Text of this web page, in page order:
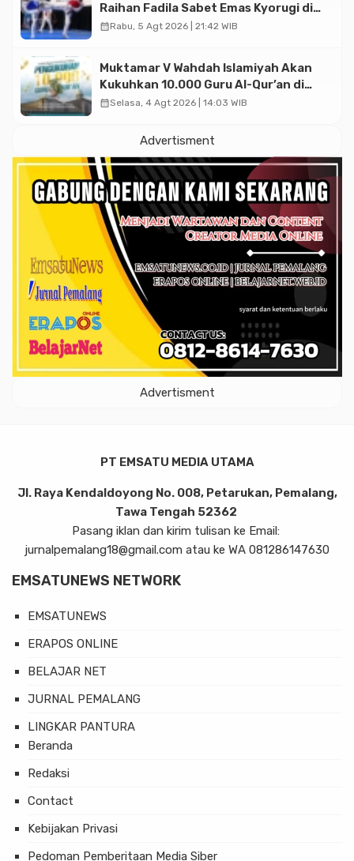
Raihan Fadila Sabet Emas Kyorugi di
Asian Taekwondo Indonesia Open
calendar_monthRabu, 5 Agt 2026 | 21:42 WIB
Muktamar V Wahdah Islamiyah Akan
Kukuhkan 10.000 Guru Al-Qur’an di
Masjid Istiqlal
calendar_monthSelasa, 4 Agt 2026 | 14:03 WIB
Advertisment
Advertisment
PT EMSATU MEDIA UTAMA
Jl. Raya Kendaldoyong No. 008, Petarukan, Pemalang,
Tawa Tengah 52362
Pasang iklan dan kirim tulisan ke Email:
jurnalpemalang18@gmail.com atau ke WA 081286147630
EMSATUNEWS NETWORK
EMSATUNEWS
ERAPOS ONLINE
BELAJAR NET
JURNAL PEMALANG
LINGKAR PANTURA
Beranda
Redaksi
Contact
Kebijakan Privasi
Pedoman Pemberitaan Media Siber